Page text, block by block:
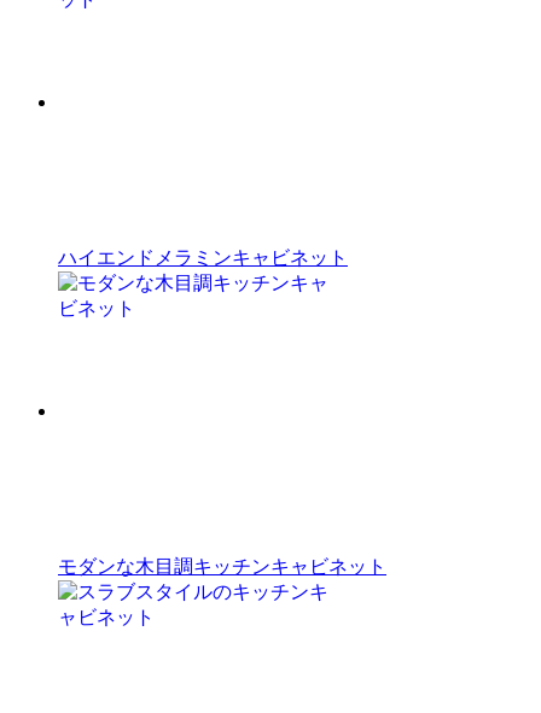
ハイエンドメラミンキャビネット
モダンな木目調キッチンキャビネット